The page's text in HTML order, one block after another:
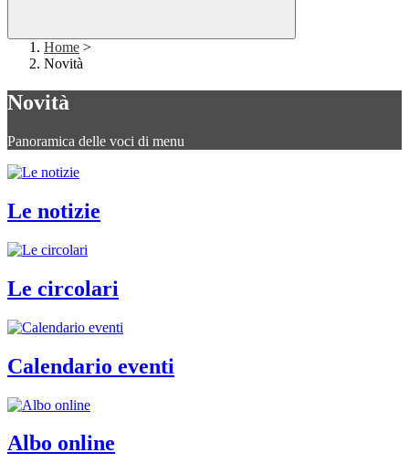
Home >
Novità
Novità
Panoramica delle voci di menu
Le notizie
Le circolari
Calendario eventi
Albo online